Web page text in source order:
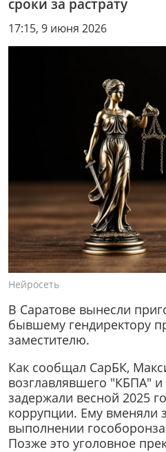
17:15, 9 июня 2026
Нейросеть
В Саратове вынесли
бывшему гендиректору
заместителю.
Как сообщал СарБК,
возглавлявшего "КБПА"
задержали весной 2025
коррупции. Ему вменяли
выполнении
Позже это уголовное